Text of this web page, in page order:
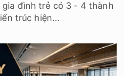
đình trẻ có 3 - 4 thành
trúc hiện...